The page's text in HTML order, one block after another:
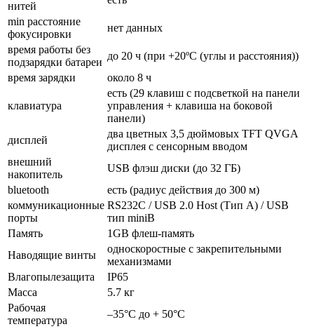
нитей
min расстояние
фокусировки
нет данных
время работы без
подзарядки батареи
до 20 ч (при +20ºС (углы и расстояния))
время зарядки
около 8 ч
клавиатура
есть (29 клавиш с подсветкой на панели
управления + клавиша на боковой
панели)
дисплей
два цветных 3,5 дюймовых TFT QVGA
дисплея с сенсорным вводом
внешний
накопитель
USB флэш диски (до 32 ГБ)
bluetooth
есть (радиус действия до 300 м)
коммуникационные
порты
RS232C / USB 2.0 Host (Тип А) / USB
тип miniB
Память
1GB флеш-память
Наводящие винты
односкоростные с закрепительными
механизмами
Влагопылезащита
IP65
Масса
5.7 кг
Рабочая
температура
–35°C до + 50°C